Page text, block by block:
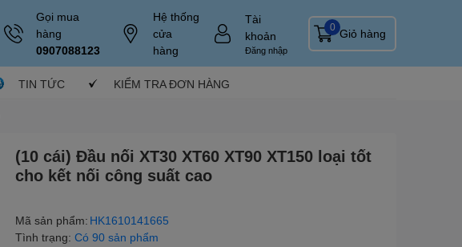
Gọi mua
hàng
0907088123
Hệ thống
cửa
hàng
Tài
khoản
Đăng nhập
Giỏ hàng
0
TIN TỨC KIỂM TRA ĐƠN HÀNG
(10 cái) Đầu nối XT30 XT60 XT90 XT150 loại tốt
cho kết nối công suất cao
Mã sản phẩm: HK1610141665
Tình trạng: Có 90 sản phẩm